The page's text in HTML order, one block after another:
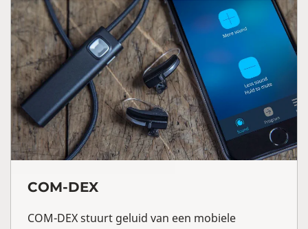
COM-DEX
COM-DEX stuurt geluid van een mobiele